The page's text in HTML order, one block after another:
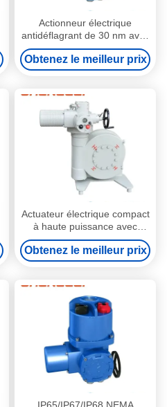
Actionneur électrique
antidéflagrant de 30 nm avec
Profibus/Modbus et
commande manuelle pour
centrales électriques
Obtenez le meilleur prix
Actuateur électrique compact
à haute puissance avec
commande 4-20mA et boîtier
NEMA 4/4X/7&9 pour
environnements de -20~+60
Obtenez le meilleur prix